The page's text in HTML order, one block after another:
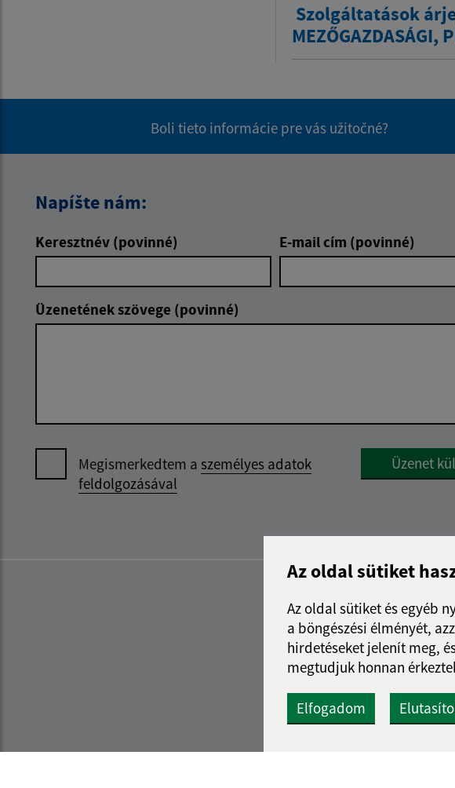
Az oldal sütiket
Az oldal sütiket és egyéb
a böngészési élményét,
hirdetéseket jelenít meg,
megtudjuk honnan
Elfogadom
Szolgáltatások
MEZŐGAZDASÁGI,
Boli tieto informácie pre vás užitočné?
Napíšte nám:
Keresztnév (povinné) E-mail cím (povinné)
Üzenetének szövege (povinné)
Megismerkedtem a személyes adatok
feldolgozásával
Üzenet